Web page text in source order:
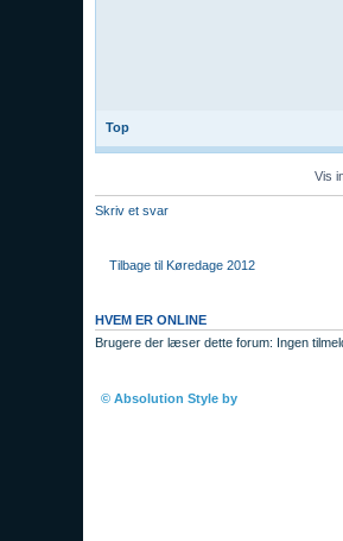
Top
Vis
Skriv et svar
Tilbage til Køredage 2012
HVEM ER ONLINE
Brugere der læser dette forum: Ingen
© Absolution Style by